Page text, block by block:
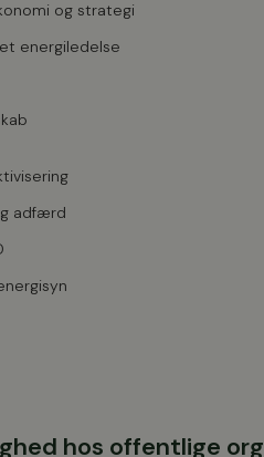
og strategi
energiledelse
adfærd
hos offentlige